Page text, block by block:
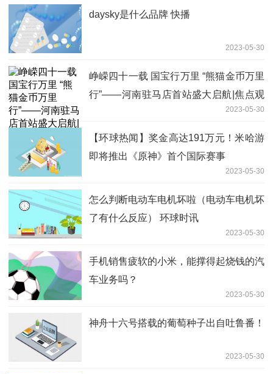
daysky是什么品牌 快播
2023-05-30
峥嵘四十一载 国宝行万里 “熊猫金币万里
行”——河南驻马店首站盛大启航|焦点观
2023-05-30
【环球热闻】奖金高达191万元！米哈游
即将推出《原神》首个国际赛事
2023-05-30
怎么判断电动车电机坏啦（电动车电机坏
了有什么反应） 环球时讯
2023-05-30
手机销售疲软的小米，能撑得起烧钱的汽
车业务吗？
2023-05-30
神舟十六号搭载的葡萄种子出自吐鲁番！
2023-05-30